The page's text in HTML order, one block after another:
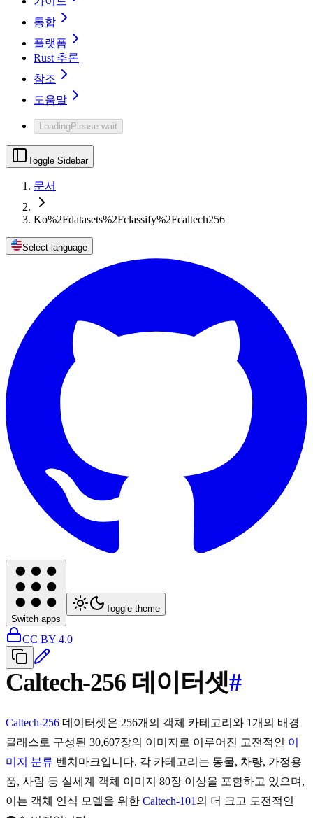
통합
플랫폼
Rust 추론
참조
도움말
LoadingPlease wait
Toggle Sidebar
문서
Ko%2Fdatasets%2Fclassify%2Fcaltech256
Select language
Switch apps
Toggle theme
CC BY 4.0
Caltech-256 데이터셋#
Caltech-256 데이터셋은 256개의 객체 카테고리와 1개의 배경
클래스로 구성된 30,607장의 이미지로 이루어진 고전적인 이
미지 분류 벤치마크입니다. 각 카테고리는 동물, 차량, 가정용
품, 사람 등 실세계 객체 이미지 80장 이상을 포함하고 있으며,
이는 객체 인식 모델을 위한 Caltech-101 의 더 크고 도전적인